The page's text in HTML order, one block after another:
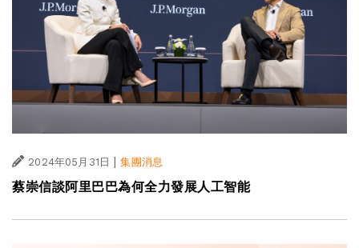
2024年05月31日 | 集團消息
蔡崇信談阿里巴巴為何全力發展人工智能